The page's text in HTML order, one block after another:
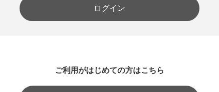
ログイン
ご利用がはじめての方はこちら